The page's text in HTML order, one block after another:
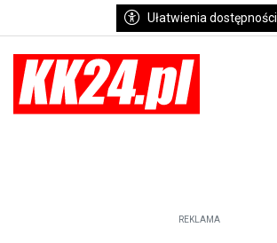
Ułatwienia dostępności
REKLAMA